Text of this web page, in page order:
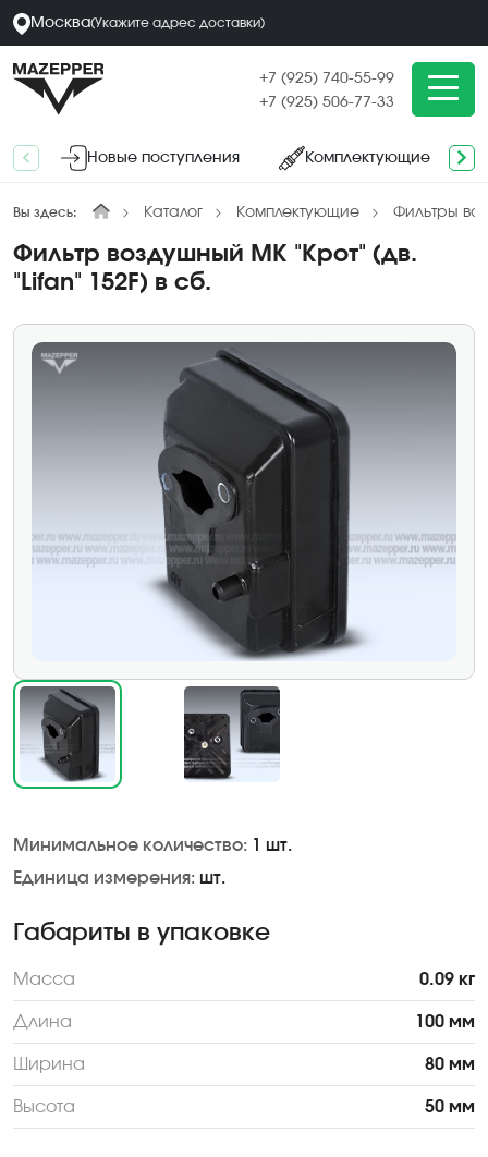
Москва(Укажите адрес доставки)
+7 (925) 740-55-99
+7 (925) 506-77-33
Новые поступления Комплектующие
Вы здесь: Каталог Комплектующие Фильтры
Фильтр воздушный МК "Крот" (дв.
"Lifan" 152F) в сб.
Минимальное количество: 1 шт.
Единица измерения: шт.
Габариты в упаковке
Масса 0.09 кг
Длина 100 мм
Ширина 80 мм
Высота 50 мм